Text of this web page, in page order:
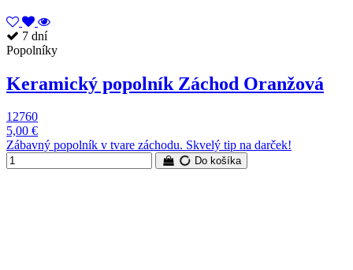
7 dní
Popolníky
Keramický popolník Záchod Oranžová
12760
5,00 €
Zábavný popolník v tvare záchodu. Skvelý tip na darček!
Do košíka